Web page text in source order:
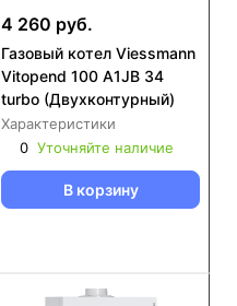
4 260 руб.
Газовый котел Viessmann
Vitopend 100 A1JB 34
turbo (Двухконтурный)
Характеристики
0 Уточняйте наличие
В корзину